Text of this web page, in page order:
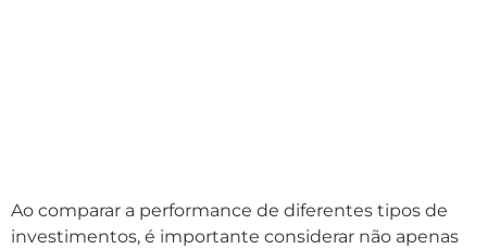
Ao comparar a performance de diferentes tipos de
investimentos, é importante considerar não apenas